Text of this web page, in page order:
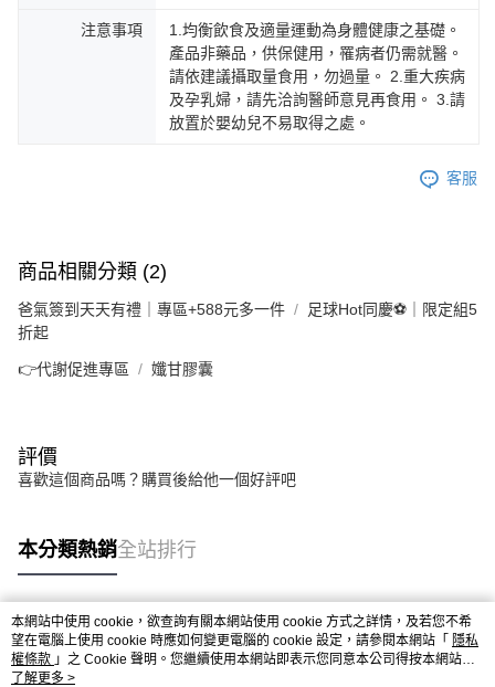
注意事項
1.均衡飲食及適量運動為身體健康之基礎。
產品非藥品，供保健用，罹病者仍需就醫。
請依建議攝取量食用，勿過量。 2.重大疾病
及孕乳婦，請先洽詢醫師意見再食用。 3.請
放置於嬰幼兒不易取得之處。
客服
商品相關分類 (2)
爸氣簽到天天有禮｜專區+588元多一件
足球Hot同慶⚽｜限定組5
折起
👉代謝促進專區 孅甘膠囊
評價
喜歡這個商品嗎？購買後給他一個好評吧
本分類熱銷全站排行
熱門標籤
本網站中使用 cookie，欲查詢有關本網站使用 cookie 方式之詳情，及若您不希
望在電腦上使用 cookie 時應如何變更電腦的 cookie 設定，請參閱本網站「 隱私
權條款 」之 Cookie 聲明。您繼續使用本網站即表示您同意本公司得按本網站使
用條款之 Cookie 聲明使用 cookie。
了解更多 >